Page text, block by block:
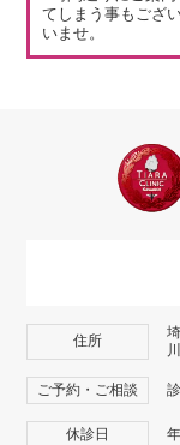
てしまう事もござ
いませ。
住所
ご予約・ご相談
休診日